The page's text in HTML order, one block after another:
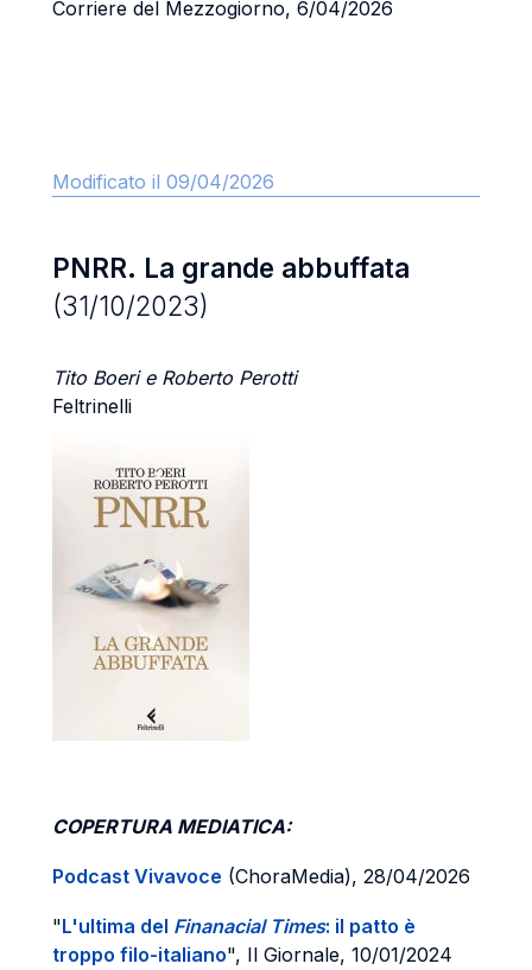
Corriere del Mezzogiorno, 6/04/2026
Modificato il 09/04/2026
PNRR. La grande abbuffata
(31/10/2023)
Tito Boeri e Roberto Perotti
Feltrinelli
COPERTURA MEDIATICA:
Podcast Vivavoce (ChoraMedia), 28/04/2026
"L'ultima del Finanacial Times: il patto è
troppo filo-italiano", Il Giornale, 10/01/2024